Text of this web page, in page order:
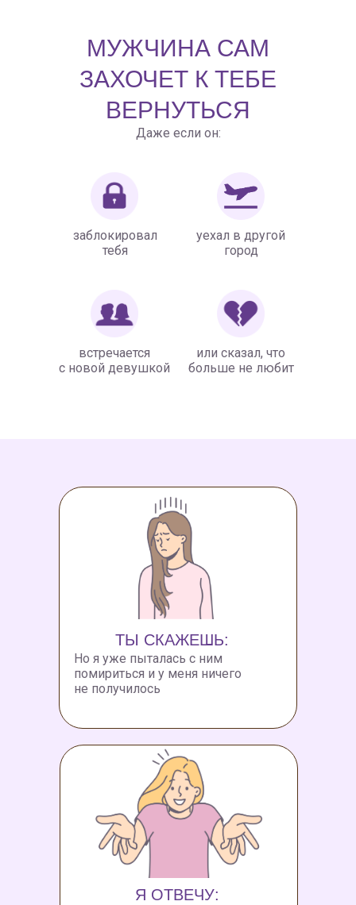
МУЖЧИНА САМ
ЗАХОЧЕТ К ТЕБЕ
ВЕРНУТЬСЯ
Даже если он:
заблокировал
тебя
уехал в другой
город
встречается
с новой девушкой
или сказал, что
больше не любит
ТЫ СКАЖЕШЬ:
Но я уже пыталась с ним
помириться и у меня ничего
не получилось
Я ОТВЕЧУ: